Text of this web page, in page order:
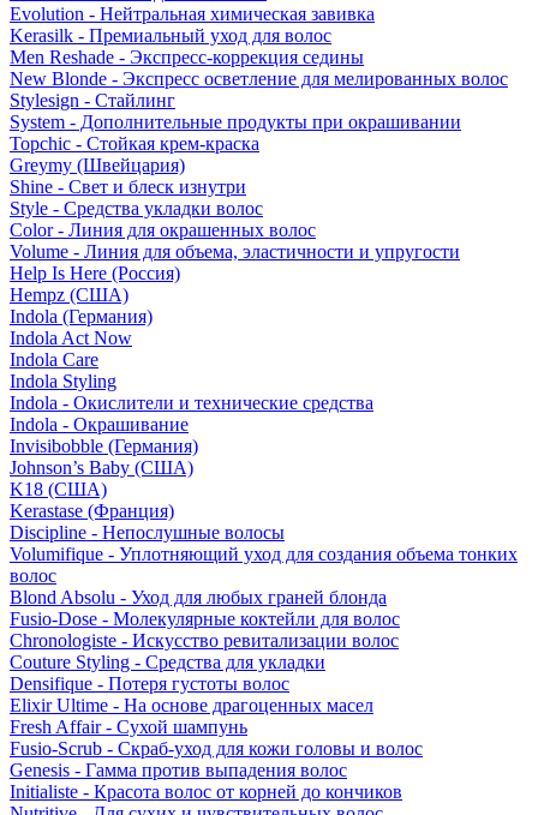
Evolution - Нейтральная химическая завивка
Kerasilk - Премиальный уход для волос
Men Reshade - Экспресс-коррекция седины
New Blonde - Экспресс осветление для мелированных волос
Stylesign - Стайлинг
System - Дополнительные продукты при окрашивании
Topchic - Стойкая крем-краска
Greymy (Швейцария)
Shine - Свет и блеск изнутри
Style - Средства укладки волос
Color - Линия для окрашенных волос
Volume - Линия для объема, эластичности и упругости
Help Is Here (Россия)
Hempz (США)
Indola (Германия)
Indola Act Now
Indola Care
Indola Styling
Indola - Окислители и технические средства
Indola - Окрашивание
Invisibobble (Германия)
Johnson’s Baby (США)
K18 (США)
Kerastase (Франция)
Discipline - Непослушные волосы
Volumifique - Уплотняющий уход для создания объема тонких
волос
Blond Absolu - Уход для любых граней блонда
Fusio-Dose - Молекулярные коктейли для волос
Chronologiste - Искусство ревитализации волос
Couture Styling - Средства для укладки
Densifique - Потеря густоты волос
Elixir Ultime - На основе драгоценных масел
Fresh Affair - Сухой шампунь
Fusio-Scrub - Скраб-уход для кожи головы и волос
Genesis - Гамма против выпадения волос
Initialiste - Красота волос от корней до кончиков